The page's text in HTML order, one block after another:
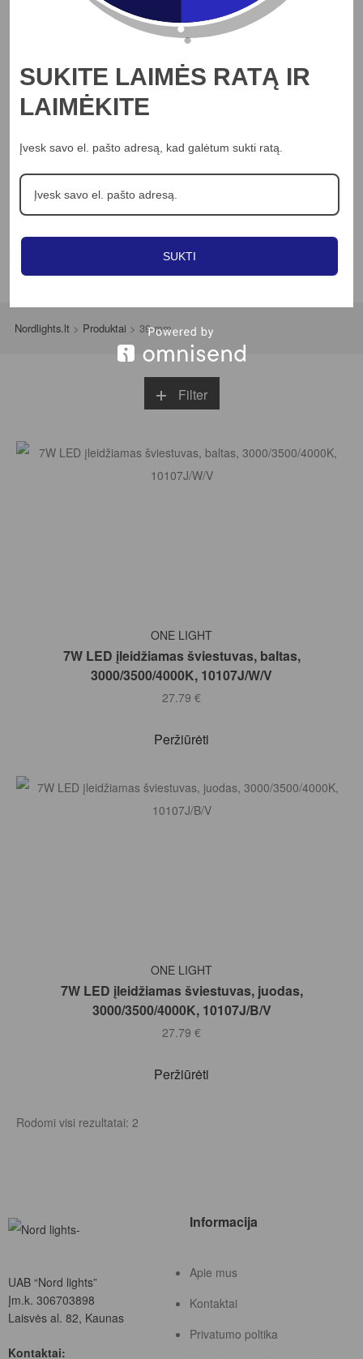
Apie mus
Profesionalams
Kontaktai
Šviestuvai
Ventiliatoriai
Nordlights.lt > Produktai > 39 mm
Filter
Į KREPŠELĮ
ONE LIGHT
7W LED įleidžiamas šviestuvas, baltas,
3000/3500/4000K, 10107J/W/V
27.79 €
Peržiūrėti
Į KREPŠELĮ
ONE LIGHT
7W LED įleidžiamas šviestuvas, juodas,
3000/3500/4000K, 10107J/B/V
27.79 €
Peržiūrėti
Rodomi visi rezultatai: 2
UAB “Nord lights”
Įm.k. 306703898
Laisvės al. 82, Kaunas
Kontaktai:
Informacija
Apie mus
Kontaktai
Privatumo poltika
SUKITE LAIMĖS RATĄ IR
LAIMĖKITE
Įvesk savo el. pašto adresą, kad galėtum sukti ratą.
SUKTI